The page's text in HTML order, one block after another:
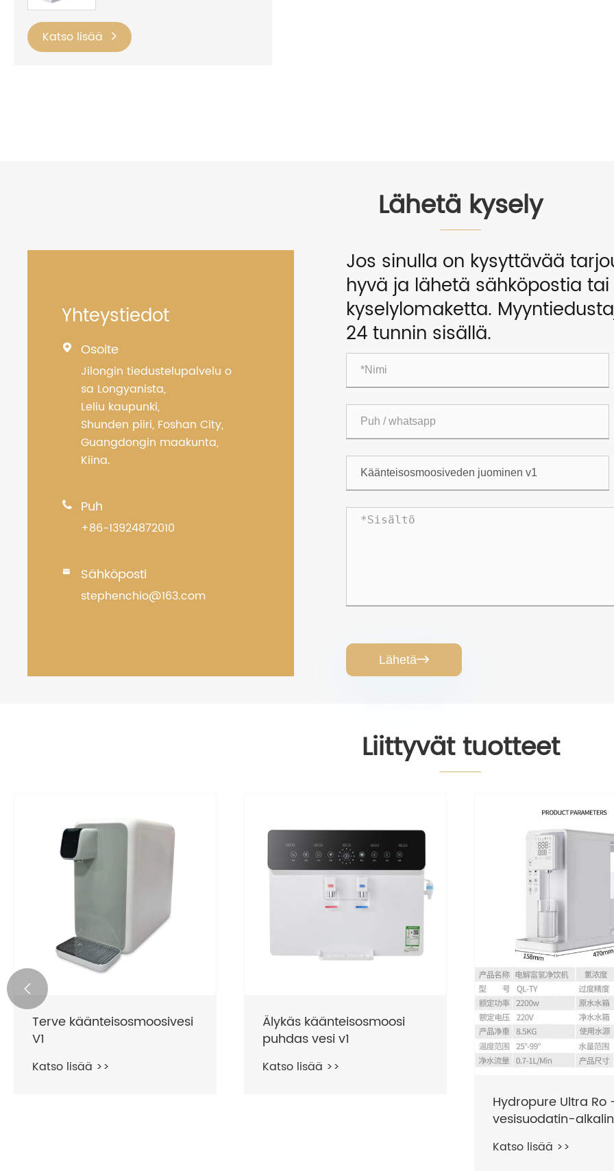
Katso lisää
Lähetä kysely
Yhteystiedot
 Osoite
Jilongin tiedustelupalvelu o
sa Longyanista,
Leliu kaupunki,
Shunden piiri, Foshan City,
Guangdongin maakunta,
Kiina.
 Puh
+86-13924872010
 Sähköposti
stephenchio@163.com
Jos sinulla on kysyttävää
hyvä ja lähetä sähköpostia
kyselylomaketta.
24 tunnin sisällä.
Lähetä
Liittyvät tuotteet
Terve käänteisosmoosivesi
V1
Katso lisää >>
Älykäs käänteisosmoosi
puhdas vesi v1
Katso lisää >>
Hydropure Ultra Ro
vesisuodatin-
Katso lisää >>
